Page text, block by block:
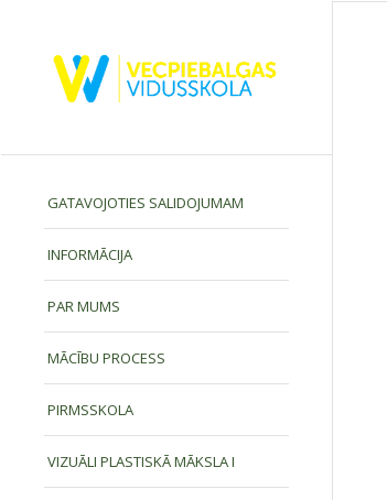
GATAVOJOTIES SALIDOJUMAM
INFORMĀCIJA
PAR MUMS
MĀCĪBU PROCESS
PIRMSSKOLA
VIZUĀLI PLASTISKĀ MĀKSLA I